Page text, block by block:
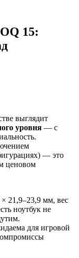
15:
выглядит
уровня — с
— это
ценовом
21,9–23,9 мм, вес
ноутбук не
для игровой